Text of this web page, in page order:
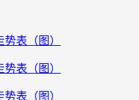
表（图）
表（图）
表（图）